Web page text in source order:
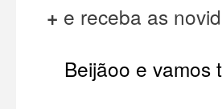
+ e receba as
Beijãoo e vamos